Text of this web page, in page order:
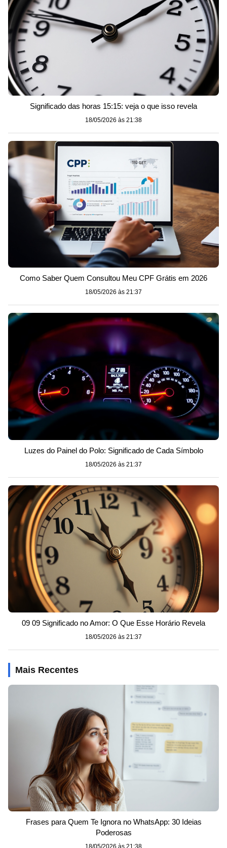
Significado das horas 15:15: veja o que isso revela
18/05/2026 às 21:38
Como Saber Quem Consultou Meu CPF Grátis em 2026
18/05/2026 às 21:37
Luzes do Painel do Polo: Significado de Cada Símbolo
18/05/2026 às 21:37
09 09 Significado no Amor: O Que Esse Horário Revela
18/05/2026 às 21:37
Mais Recentes
Frases para Quem Te Ignora no WhatsApp: 30 Ideias
Poderosas
18/05/2026 às 21:38